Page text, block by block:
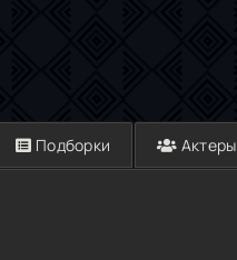
Подборки Актеры